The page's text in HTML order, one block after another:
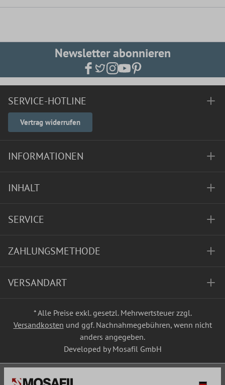
Newsletter abonnieren
SERVICE-HOTLINE
Vertrag widerrufen
INFORMATIONEN
INHALT
SERVICE
ZAHLUNGSMETHODE
VERSANDART
* Alle Preise exkl. gesetzl. Mehrwertsteuer zzgl.
Versandkosten und ggf. Nachnahmegebühren, wenn nicht
anders angegeben.
Developed by Mosafil GmbH